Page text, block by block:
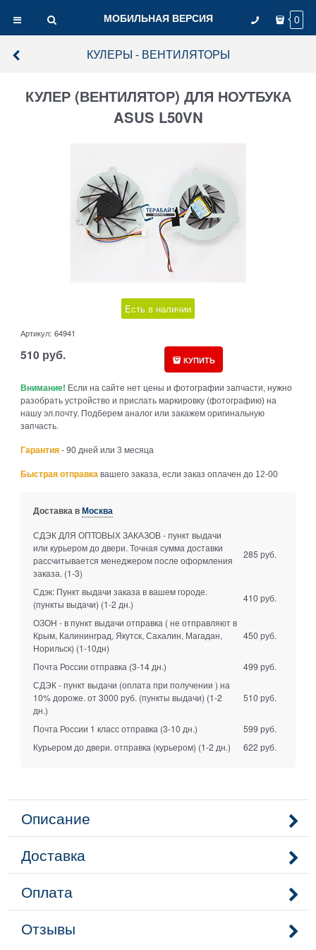
МОБИЛЬНАЯ ВЕРСИЯ 0
КУЛЕРЫ - ВЕНТИЛЯТОРЫ
КУЛЕР (ВЕНТИЛЯТОР) ДЛЯ НОУТБУКА
ASUS L50VN
Есть в наличии
Артикул: 64941
510 руб. КУПИТЬ
Внимание! Если на сайте нет цены и фотографии запчасти, нужно
разобрать устройство и прислать маркировку (фотографию) на
нашу эл.почту. Подберем аналог или закажем оригинальную
запчасть.
Гарантия - 90 дней или 3 месяца
Быстрая отправка вашего заказа, если заказ оплачен до 12-00
Доставка вМосква
СДЭК ДЛЯ ОПТОВЫХ ЗАКАЗОВ - пункт выдачи
или курьером до двери. Точная сумма доставки
рассчитывается менеджером после оформления
заказа. (1-3)
285 руб.
Сдэк: Пункт выдачи заказа в вашем городе.
(пункты выдачи) (1-2 дн.)
410 руб.
ОЗОН - в пункт выдачи отправка ( не отправляют в
Крым, Калининград, Якутск, Сахалин, Магадан,
Норильск) (1-10дн)
450 руб.
Почта России отправка (3-14 дн.)
499 руб.
СДЭК - пункт выдачи (оплата при получении ) на
10% дороже. от 3000 руб. (пункты выдачи) (1-2
дн.)
510 руб.
Почта России 1 класс отправка (3-10 дн.)
599 руб.
Курьером до двери. отправка (курьером) (1-2 дн.) 622 руб.
Описание
Доставка
Оплата
Отзывы